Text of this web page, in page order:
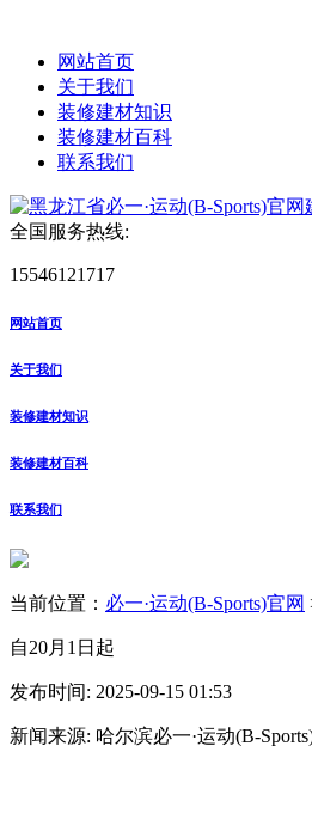
网站首页
关于我们
装修建材知识
装修建材百科
联系我们
全国服务热线:
15546121717
网站首页
关于我们
装修建材知识
装修建材百科
联系我们
当前位置： 必一·运动(B-Sports)官网
自20月1日起
发布时间: 2025-09-15 01:53
新闻来源: 哈尔滨必一·运动(B-